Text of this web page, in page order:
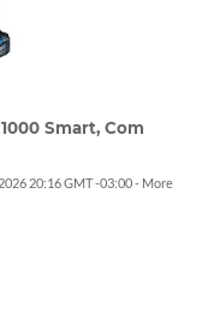
Smart, Com
20:16 GMT -03:00 - More